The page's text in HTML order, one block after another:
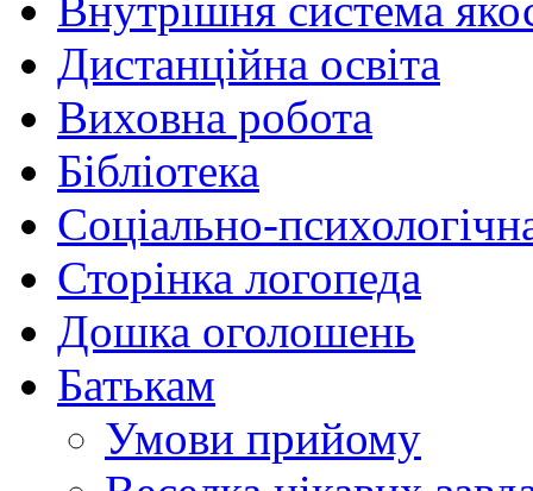
Дистанційна освіта
Виховна робота
Бібліотека
Соціально-
Сторінка логопеда
Дошка оголошень
Батькам
Умови прийому